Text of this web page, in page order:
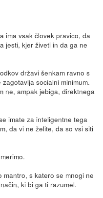
ima vsak človek pravico, da
jesti, kjer živeti in da ga ne
državi šenkam ravno s
socialni minimum.
ne, ampak jebiga, direktnega
imate za inteligentne tega
da vi ne želite, da so vsi siti
mantro, s katero se mnogi ne
ki bi ga ti razumel.